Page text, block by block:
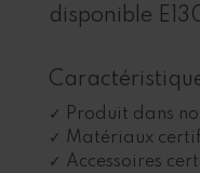
disponible
Produit dans
Matériaux
Accessoires